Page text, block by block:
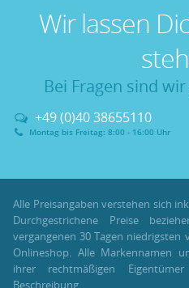
Wir lassen
Bei Fragen sind
+49 (0)40 38655110
Montag bis Freitag: 8:00 - 16:00 Uhr
Alle Preisangaben verstehen sich
Durchgestrichene Preise
vergangenen 30 Tagen niedrigsten
Onlineshop. Alle Markennamen
ihrer rechtmäßigen
Beschreibung.